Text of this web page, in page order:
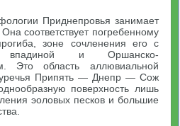
Приднепровья занимает
соответствует погребенному
зоне сочленения его с
впадиной и Оршанско-
Это область аллювиальной
Припять — Днепр — Сож
поверхность лишь
эоловых песков и большие